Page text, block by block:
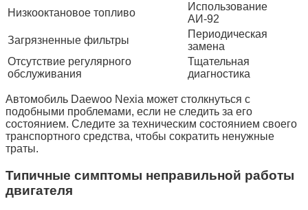
Низкооктановое топливо
Использование
АИ-92
Загрязненные фильтры
Периодическая
замена
Отсутствие регулярного
обслуживания
Тщательная
диагностика
Автомобиль Daewoo Nexia может столкнуться с
подобными проблемами, если не следить за его
состоянием. Следите за техническим состоянием своего
транспортного средства, чтобы сократить ненужные
траты.
Типичные симптомы неправильной работы
двигателя